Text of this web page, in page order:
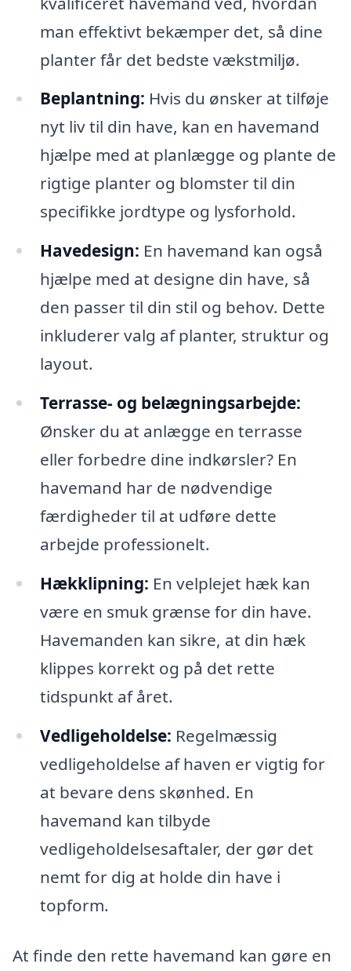
man effektivt bekæmper det, så dine
planter får det bedste vækstmiljø.
Beplantning: Hvis du ønsker at tilføje
nyt liv til din have, kan en havemand
hjælpe med at planlægge og plante de
rigtige planter og blomster til din
specifikke jordtype og lysforhold.
Havedesign: En havemand kan også
hjælpe med at designe din have, så
den passer til din stil og behov. Dette
inkluderer valg af planter, struktur og
layout.
Terrasse- og belægningsarbejde:
Ønsker du at anlægge en terrasse
eller forbedre dine indkørsler? En
havemand har de nødvendige
færdigheder til at udføre dette
arbejde professionelt.
Hækklipning: En velplejet hæk kan
være en smuk grænse for din have.
Havemanden kan sikre, at din hæk
klippes korrekt og på det rette
tidspunkt af året.
Vedligeholdelse: Regelmæssig
vedligeholdelse af haven er vigtig for
at bevare dens skønhed. En
havemand kan tilbyde
vedligeholdelsesaftaler, der gør det
nemt for dig at holde din have i
topform.
At finde den rette havemand kan gøre en